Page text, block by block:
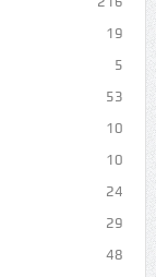
19
5
53
10
10
24
29
48